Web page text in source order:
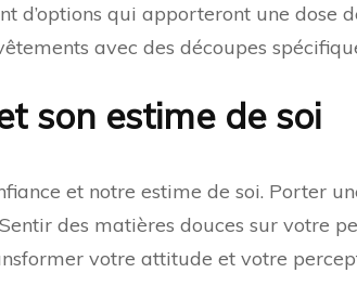
d’options qui apporteront une dose
avec des découpes
son estime de soi
et notre estime de soi. Porter
des matières douces sur votre
votre attitude et votre